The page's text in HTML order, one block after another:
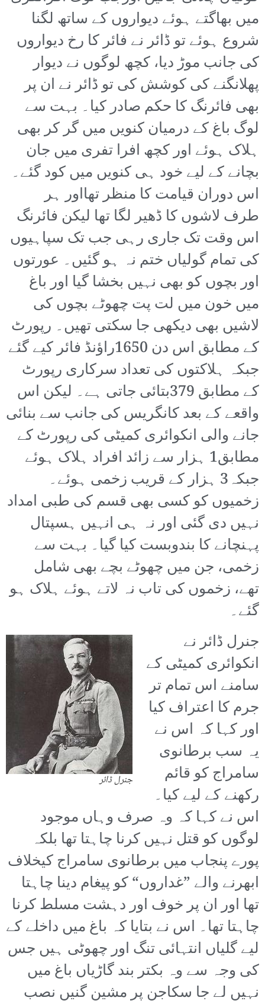
میں بھاگتے ہوئے دیواروں کے ساتھ لگنا
شروع ہوئے تو ڈائر نے فائر کا رخ دیواروں
کی جانب موڑ دیا، کچھ لوگوں نے دیوار
پھلانگنے کی کوشش کی تو ڈائر نے ان پر
بھی فائرنگ کا حکم صادر کیا۔ بہت سے
لوگ باغ کے درمیان کنویں میں گر کر بھی
ہلاک ہوئے اور کچھ افرا تفری میں جان
بچانے کے لیے خود ہی کنویں میں کود گئے۔
اس دوران قیامت کا منظر تھااور ہر
طرف لاشوں کا ڈھیر لگا تھا لیکن فائرنگ
اس وقت تک جاری رہی جب تک سپاہیوں
کی تمام گولیاں ختم نہ ہو گئیں۔ عورتوں
اور بچوں کو بھی نہیں بخشا گیا اور باغ
میں خون میں لت پت چھوٹے بچوں کی
لاشیں بھی دیکھی جا سکتی تھیں۔ رپورٹ
کے مطابق اس دن 1650راؤنڈ فائر کیے گئے
جبکہ ہلاکتوں کی تعداد سرکاری رپورٹ
کے مطابق 379بتائی جاتی ہے۔ لیکن اس
واقعے کے بعد کانگریس کی جانب سے بنائی
جانے والی انکوائری کمیٹی کی رپورٹ کے
مطابق1 ہزار سے زائد افراد ہلاک ہوئے
جبکہ3 ہزار کے قریب زخمی ہوئے۔
زخمیوں کو کسی بھی قسم کی طبی امداد
نہیں دی گئی اور نہ ہی انہیں ہسپتال
پہنچانے کا بندوبست کیا گیا۔ بہت سے
زخمی، جن میں چھوٹے بچے بھی شامل
تھے، زخموں کی تاب نہ لاتے ہوئے ہلاک ہو
گئے۔
جنرل ڈائر
جنرل ڈائر نے
انکوائری کمیٹی کے
سامنے اس تمام تر
جرم کا اعتراف کیا
اور کہا کہ اس نے
یہ سب برطانوی
سامراج کو قائم
رکھنے کے لیے کیا۔
اس نے کہا کہ وہ صرف وہاں موجود
لوگوں کو قتل نہیں کرنا چاہتا تھا بلکہ
پورے پنجاب میں برطانوی سامراج کیخلاف
ابھرنے والے ”غداروں“ کو پیغام دینا چاہتا
تھا اور ان پر خوف اور دہشت مسلط کرنا
چاہتا تھا۔ اس نے بتایا کہ باغ میں داخلے کے
لیے گلیاں انتہائی تنگ اور چھوٹی ہیں جس
کی وجہ سے وہ بکتر بند گاڑیاں باغ میں
نہیں لے جا سکاجن پر مشین گنیں نصب